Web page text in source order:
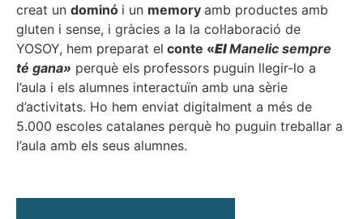
creat un dominó i un memory amb productes amb
gluten i sense, i gràcies a la la col·laboració de
YOSOY, hem preparat el conte «ElManelic sempre
té gana» perquè els professors puguin llegir-lo a
l’aula i els alumnes interactuïn amb una sèrie
d’activitats. Ho hem enviat digitalment a més de
5.000 escoles catalanes perquè ho puguin treballar a
l’aula amb els seus alumnes.